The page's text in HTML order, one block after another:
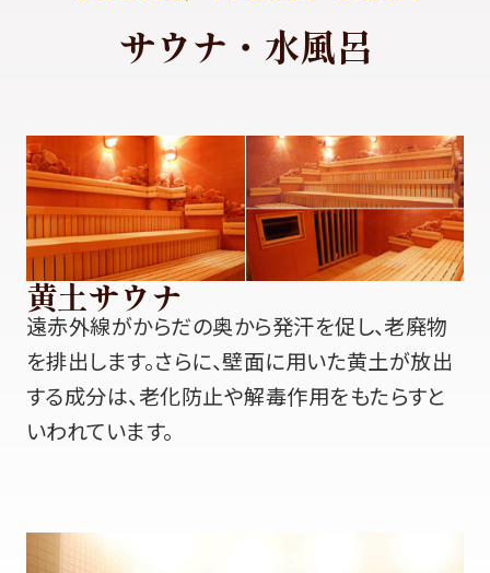
サウナ・水風呂
黄土サウナ
遠赤外線がからだの奥から発汗を促し、老廃物
を排出します。さらに、壁面に用いた黄土が放出
する成分は、老化防止や解毒作用をもたらすと
いわれています。